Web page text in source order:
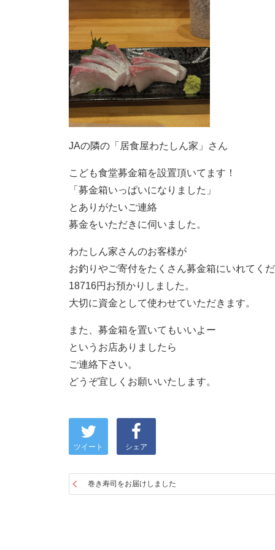
JAの隣の「居食屋わたしん家」さん
こども食堂募金箱を設置頂いてます！
「募金箱いっぱいになりました」
とありがたいご連絡
募金をいただきに伺いました。
わたしん家さんのお客様が
お釣りやご寄付をたくさん募金箱にいれてく
18716円お預かりしました。
大切に資金として使わせていただきます。
また、募金箱を置いてもいいよー
というお店ありましたら
ご連絡下さい。
どうぞ宜しくお願いいたします。
ツイート シェア
巻き寿司をお届けしました